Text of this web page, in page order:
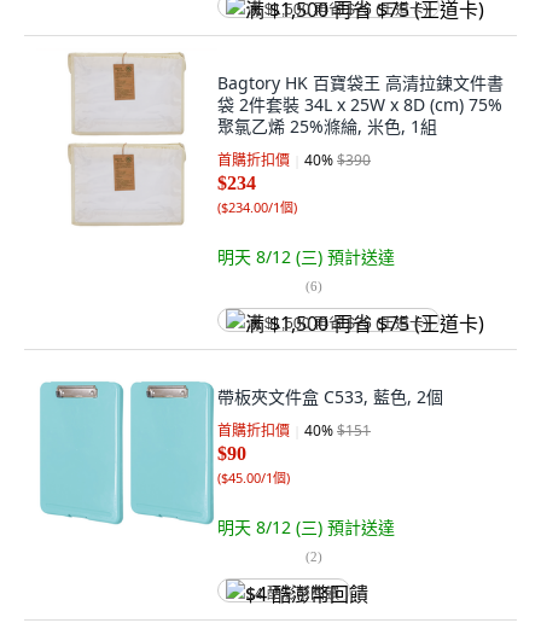
满 $1,500 再省 $75 (王道卡)
Bagtory HK 百寶袋王 高清拉鍊文件書
袋 2件套裝 34L x 25W x 8D (cm) 75%
聚氯乙烯 25%滌綸, 米色, 1組
首購折扣價 40%$390
$234
($234.00/1個)
明天 8/12 (三) 預計送達
(6)
满 $1,500 再省 $75 (王道卡)
帶板夾文件盒 C533, 藍色, 2個
首購折扣價 40%$151
$90
($45.00/1個)
明天 8/12 (三) 預計送達
(2)
$4 酷澎幣回饋